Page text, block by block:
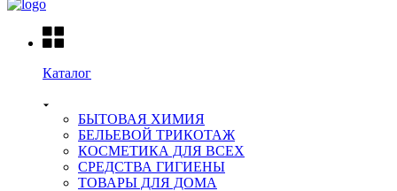
Каталог
БЫТОВАЯ ХИМИЯ
БЕЛЬЕВОЙ ТРИКОТАЖ
КОСМЕТИКА ДЛЯ ВСЕХ
СРЕДСТВА ГИГИЕНЫ
ТОВАРЫ ДЛЯ ДОМА